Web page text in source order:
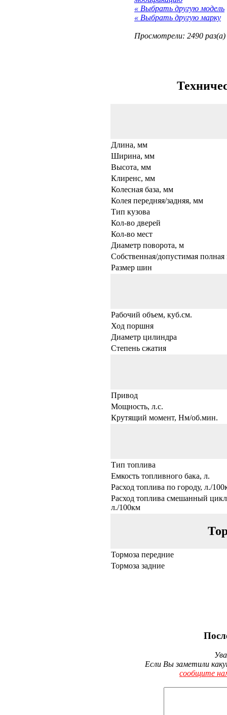
« Выбрать другую модель
« Выбрать другую марку
Просмотрели: 2490 раз(а)
Длина, мм
Ширина, мм
Высота, мм
Клиренс, мм
Колесная база, мм
Колея передняя/задняя, мм
Тип кузова
Кол-во дверей
Кол-во мест
Диаметр поворота, м
Собственная/допустимая полная
Размер шин
Рабочий объем, куб.см.
Ход поршня
Диаметр цилиндра
Степень сжатия
Привод
Мощность, л.с.
Крутящий момент, Нм/об.мин.
Тип топлива
Емкость топливного бака, л.
Расход топлива по городу, л./
Расход топлива смешанный
л./100км
Тормоза передние
Тормоза задние
Если Вы заметили
сообщите